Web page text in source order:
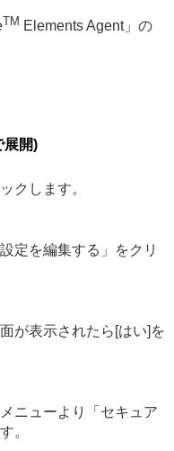
TM Elements Agent」の
展開)
クします。
定を編集する」をクリ
が表示されたら[はい]を
ニューより「セキュア
。